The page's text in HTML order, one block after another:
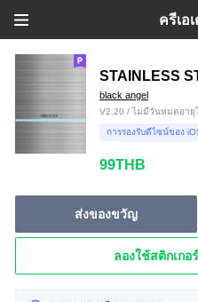
ครีเอ
STAINLESS
black angel
V2.20 / ไม่มีวันหมดอายุ
การรองรับดีไซน์ของ
99THB
ส่งของขวัญ
ลองใช้สติกเก